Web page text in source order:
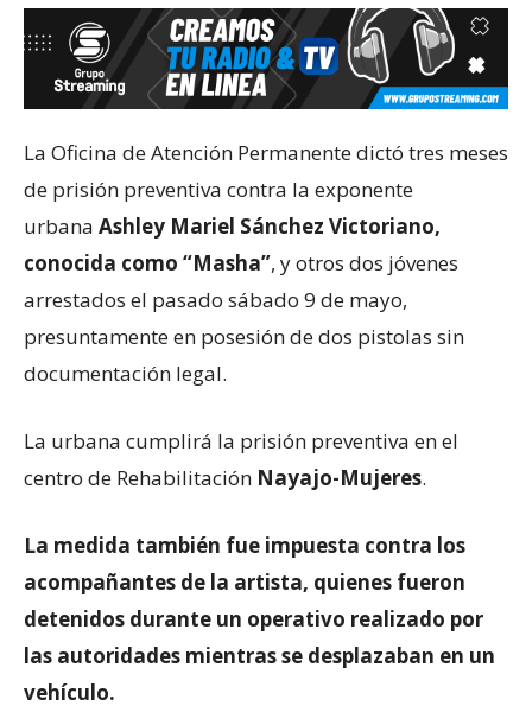
La Oficina de Atención Permanente dictó tres meses
de prisión preventiva contra la exponente
urbana Ashley Mariel Sánchez Victoriano,
conocida como “Masha”, y otros dos jóvenes
arrestados el pasado sábado 9 de mayo,
presuntamente en posesión de dos pistolas sin
documentación legal.
La urbana cumplirá la prisión preventiva en el
centro de Rehabilitación Nayajo-Mujeres.
La medida también fue impuesta contra los
acompañantes de la artista, quienes fueron
detenidos durante un operativo realizado por
las autoridades mientras se desplazaban en un
vehículo.